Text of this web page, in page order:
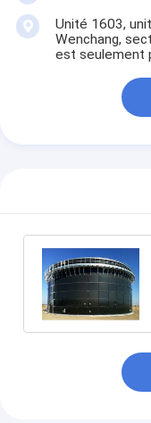
Unité 1603,
Wenchang,
est seulement